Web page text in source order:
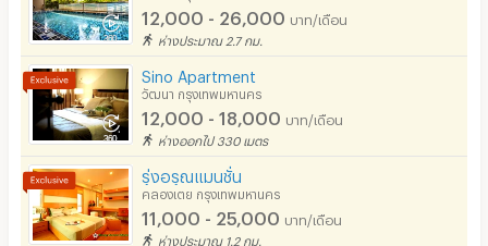
- เครื่องปรับอากาศทุกห้อง
🚖 สิ่งอำนวยความสะดวกภายในอาคาร
- เจ้าหน้าที่รักษาความปลอดภัย
- กล้องวงจรปิด
อินเทอร์เน็ตไร้สาย (WIFI) ในห้อง
เคเบิลทีวี / ดาวเทียม
มีระบบรักษาความปลอดภัย (keycard)
กล้องวงจรปิด (CCTV)
รปภ.
12,000 - 26,000 บาท/เดือน
ห่างประมาณ 2.7 กม.
Sino Apartment
วัฒนา กรุงเทพมหานคร
12,000 - 18,000 บาท/เดือน
ห่างออกไป 330 เมตร
รุ่งอรุณแมนชั่น
คลองเตย กรุงเทพมหานคร
11,000 - 25,000 บาท/เดือน
ห่างประมาณ 1.2 กม.